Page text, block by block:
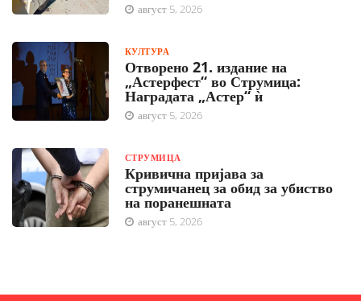
август 5, 2026
КУЛТУРА
Отворено 21. издание на
„Астерфест“ во Струмица:
Наградата „Астер“ ѝ
август 5, 2026
СТРУМИЦА
Кривична пријава за
струмичанец за обид за убиство
на поранешната
август 5, 2026